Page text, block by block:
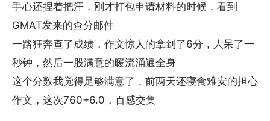
手心还捏着把汗，刚才打包申请材料的时候，看到
GMAT发来的查分邮件
一路狂奔查了成绩，作文惊人的拿到了6分，人呆了一
秒钟，然后一股满意的暖流涌遍全身
这个分数我觉得足够满意了，前两天还寝食难安的担心
作文，这次760+6.0，百感交集